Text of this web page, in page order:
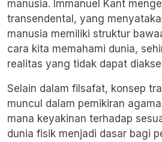
manusia. Immanuel Kant
transendental, yang
manusia memiliki struktur
cara kita memahami dunia,
realitas yang tidak dapat
Selain dalam filsafat, konsep
muncul dalam pemikiran
mana keyakinan terhadap
dunia fisik menjadi dasar bagi